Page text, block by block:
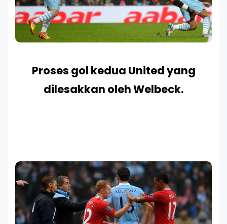
Proses gol kedua United yang
dilesakkan oleh Welbeck.